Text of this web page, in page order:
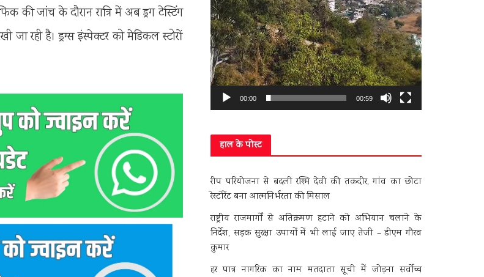
की जांच के दौरान रात्रि में अब ड्रग टेस्टिंग
जा रही है। ड्रग्स इंस्पेक्टर को मेडिकल स्टोरों
00:00 00:59
हाल के पोस्ट
रीप परियोजना से बदली रश्मि देवी की तकदीर, गांव का छोटा
रेस्टोरेंट बना आत्मनिर्भरता की मिसाल
राष्ट्रीय राजमार्गों से अतिक्रमण हटाने को अभियान चलाने के
निर्देश, सड़क सुरक्षा उपायों में भी लाई जाए तेजी – डीएम गौरव
कुमार
हर पात्र नागरिक का नाम मतदाता सूची में जोड़ना सर्वोच्च